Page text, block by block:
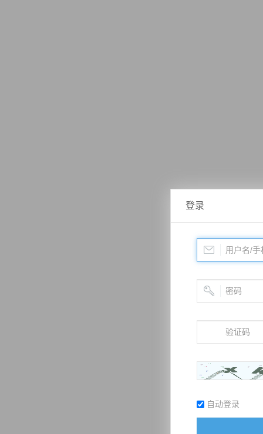
登录
自动登录